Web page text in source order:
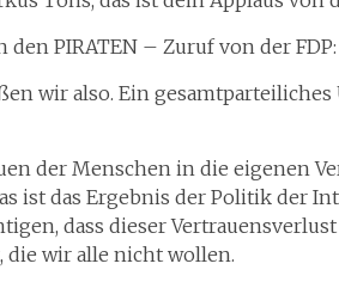
den PIRATEN – Zuruf von der
wir also. Ein
der Menschen in die eigenen
ist das Ergebnis der Politik der
dass dieser
die wir alle nicht wollen.